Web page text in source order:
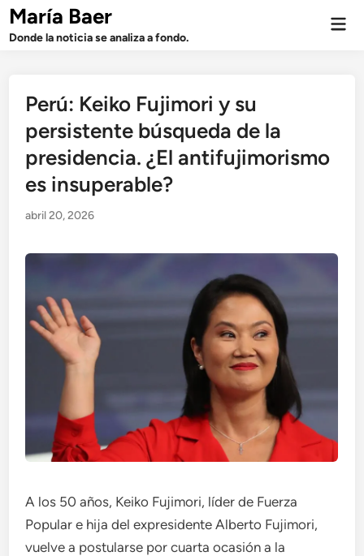
Saltar
contenido
María Baer
Donde la noticia se analiza a fondo.
Perú: Keiko Fujimori y su
persistente búsqueda de la
presidencia. ¿El antifujimorismo
es insuperable?
abril 20, 2026
A los 50 años, Keiko Fujimori, líder de Fuerza
Popular e hija del expresidente Alberto Fujimori,
vuelve a postularse por cuarta ocasión a la